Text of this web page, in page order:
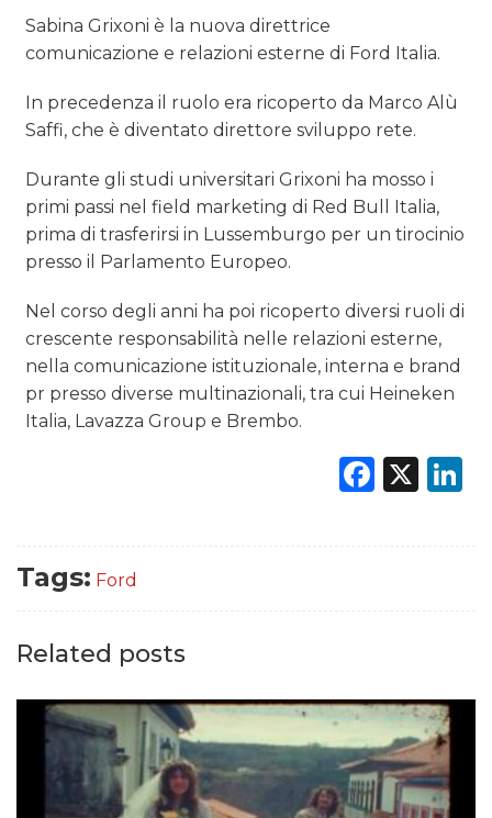
NORMATIVE
TREND
CASE HISTORY
OPINIONI
Sabina Grixoni è la nuova direttrice
comunicazione e relazioni esterne di Ford Italia.
In precedenza il ruolo era ricoperto da Marco Alù
Saffi, che è diventato direttore sviluppo rete.
Durante gli studi universitari Grixoni ha mosso i
primi passi nel field marketing di Red Bull Italia,
prima di trasferirsi in Lussemburgo per un tirocinio
presso il Parlamento Europeo.
Nel corso degli anni ha poi ricoperto diversi ruoli di
crescente responsabilità nelle relazioni esterne,
nella comunicazione istituzionale, interna e brand
pr presso diverse multinazionali, tra cui Heineken
Italia, Lavazza Group e Brembo.
X
Tags: Ford
Related posts